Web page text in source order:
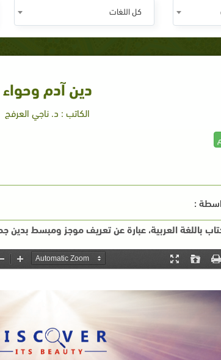
كل اللغات
دين آدم وحواء
الكاتب : د. ناجي العرفج
:
باللغة العربية، عبارة عن تعريف موجز ومبسط بدين